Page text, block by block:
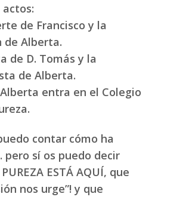
de Francisco y la
de Alberta.
de D. Tomás y la
de Alberta.
entra en el Colegio
contar cómo ha
pero sí os puedo decir
ESTÁ AQUÍ, que
nos urge”! y que